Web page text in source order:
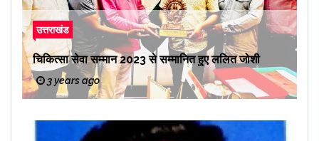
उत्तराखंड
चिकित्सा सेवा सम्मान 2023 से सम्मानित हुए ललित जोशी
3 years ago